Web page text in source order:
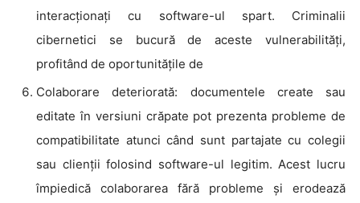
interacționați cu software-ul spart. Criminalii
cibernetici se bucură de aceste vulnerabilități,
profitând de oportunitățile de
Colaborare deteriorată: documentele create sau
editate în versiuni crăpate pot prezenta probleme de
compatibilitate atunci când sunt partajate cu colegii
sau clienții folosind software-ul legitim. Acest lucru
împiedică colaborarea fără probleme și erodează